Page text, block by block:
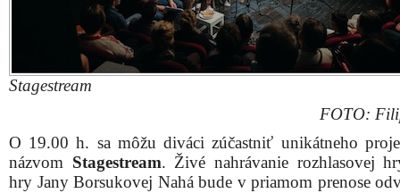
Stagestream
FOTO:
O 19.00 h. sa môžu diváci zúčastniť unikátneho
názvom Stagestream. Živé nahrávanie rozhlasovej
hry Jany Borsukovej Nahá bude v priamom prenose